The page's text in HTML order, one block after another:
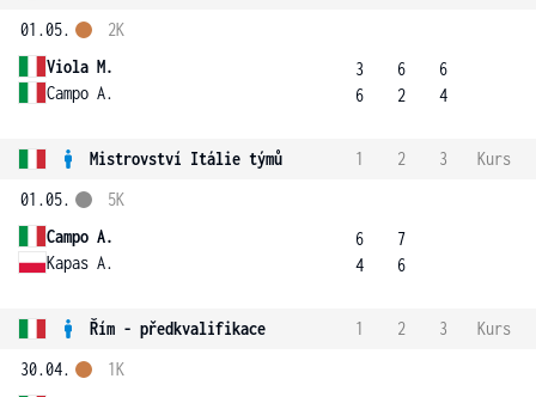
01.05.
Viola M.
Campo A.
2K
3
6
6
2
6
4
Mistrovství Itálie týmů 1 2 3
Kurs
01.05.
Campo A.
Kapas A.
5K
6
4
7
6
Řím - předkvalifikace 1 2 3
Kurs
30.04.
1K